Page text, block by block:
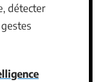
détecter